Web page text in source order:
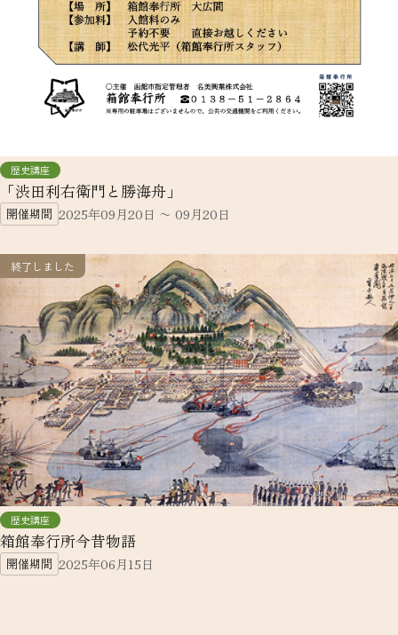
歴史講座
「渋田利右衛門と勝海舟」
開催期間 2025年09月20日 〜 09月20日
終了しました
歴史講座
箱館奉行所今昔物語
開催期間 2025年06月15日